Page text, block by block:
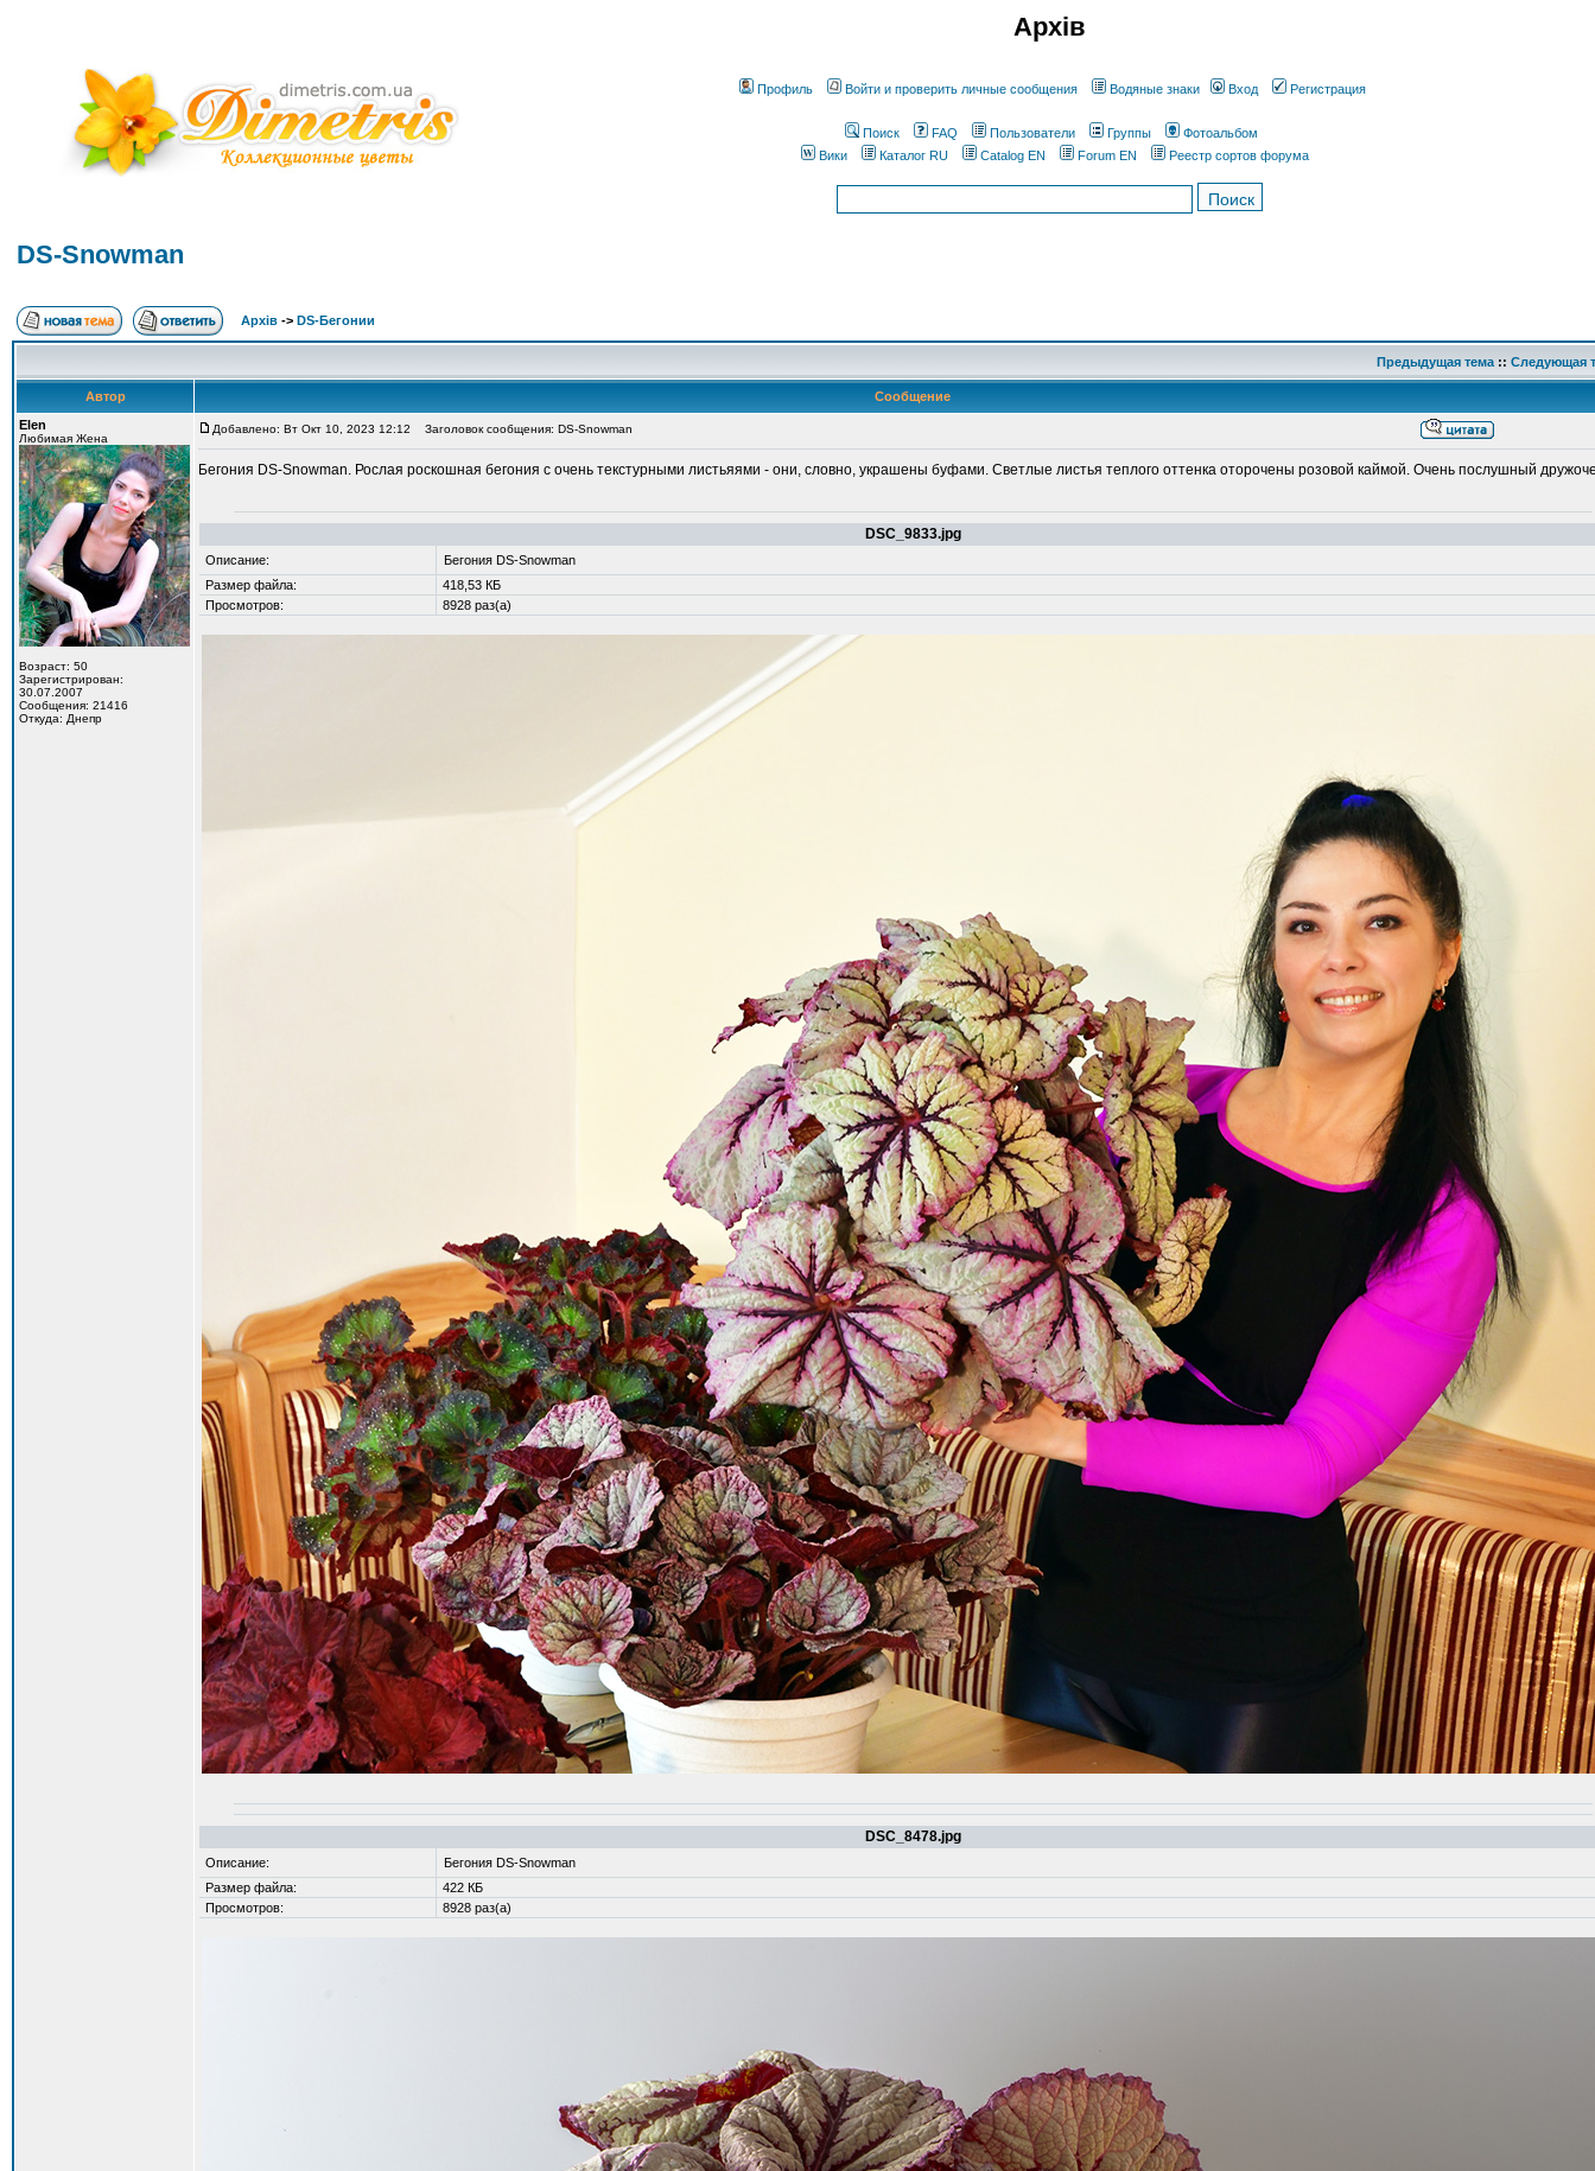
Архів
Профиль Войти и проверить личные сообщения Водяные знаки Вход Регистрация
Поиск FAQ Пользователи Группы
Фотоальбом
Вики
Каталог RU Catalog EN Forum EN Реестр сортов форума
DS-Snowman
Архів -> DS-Бегонии
Предыдущая тема :: Следующая
Автор
Сообщение
Elen
Любимая Жена
Возраст: 50
Зарегистрирован:
30.07.2007
Сообщения: 21416
Откуда: Днепр
Добавлено: Вт Окт 10, 2023 12:12 Заголовок сообщения: DS-Snowman
Бегония DS-Snowman. Рослая роскошная бегония с очень текстурными листьяями - они, словно, украшены буфами. Светлые листья теплого оттенка оторочены розовой каймой. Очень послушный
DSC_9833.jpg
Описание:
Бегония DS-Snowman
Размер файла:
418,53 КБ
Просмотров:
8928 раз(а)
DSC_8478.jpg
Описание:
Бегония DS-Snowman
Размер файла:
422 КБ
Просмотров:
8928 раз(а)